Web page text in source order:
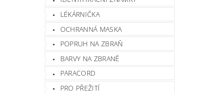
LÉKÁRNIČKA
OCHRANNÁ MASKA
POPRUH NA ZBRAŇ
BARVY NA ZBRANĚ
PARACORD
PRO PŘEŽITÍ